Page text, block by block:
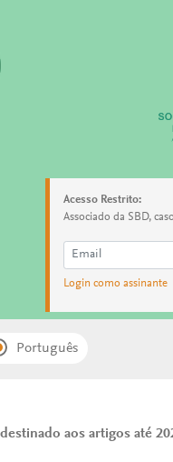
Acesso Restrito:
Associado da SBD,
Login como assinante
Português
aos artigos até